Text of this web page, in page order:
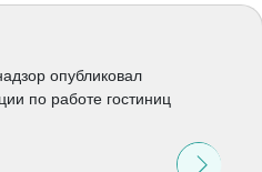
опубликовал
по работе гостиниц